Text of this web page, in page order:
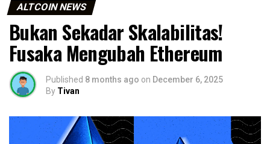
ALTCOIN NEWS
Bukan Sekadar Skalabilitas!
Fusaka Mengubah Ethereum
Published 8 months ago on December 6, 2025
By Tivan